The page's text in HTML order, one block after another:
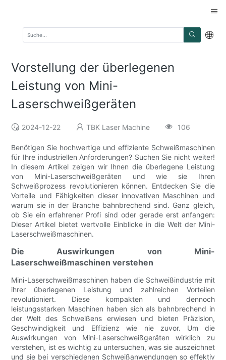
Vorstellung der überlegenen
Leistung von Mini-
Laserschweißgeräten
2024-12-22 TBK Laser Machine 106
Benötigen Sie hochwertige und effiziente Schweißmaschinen
für Ihre industriellen Anforderungen? Suchen Sie nicht weiter!
In diesem Artikel zeigen wir Ihnen die überlegene Leistung
von Mini-Laserschweißgeräten und wie sie Ihren
Schweißprozess revolutionieren können. Entdecken Sie die
Vorteile und Fähigkeiten dieser innovativen Maschinen und
warum sie in der Branche bahnbrechend sind. Ganz gleich,
ob Sie ein erfahrener Profi sind oder gerade erst anfangen:
Dieser Artikel bietet wertvolle Einblicke in die Welt der Mini-
Laserschweißmaschinen.
Die Auswirkungen von Mini-
Laserschweißmaschinen verstehen
Mini-Laserschweißmaschinen haben die Schweißindustrie mit
ihrer überlegenen Leistung und zahlreichen Vorteilen
revolutioniert. Diese kompakten und dennoch
leistungsstarken Maschinen haben sich als bahnbrechend in
der Welt des Schweißens erwiesen und bieten Präzision,
Geschwindigkeit und Effizienz wie nie zuvor. Um die
Auswirkungen von Mini-Laserschweißgeräten wirklich zu
verstehen, ist es wichtig zu untersuchen, was sie auszeichnet
und sie bei verschiedenen Schweißanwendungen so effektiv